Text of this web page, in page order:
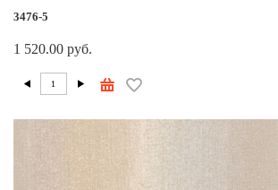
3476-5
1 520.00 руб.